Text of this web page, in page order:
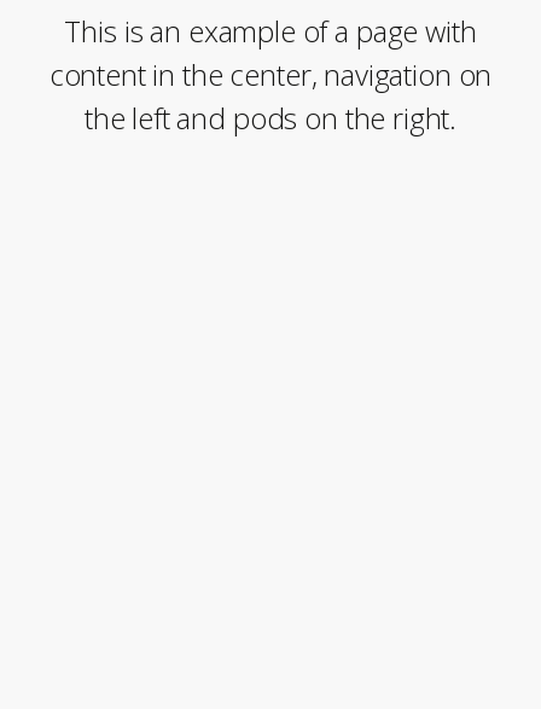
This is an example of a page with
content in the center, navigation on
the left and pods on the right.